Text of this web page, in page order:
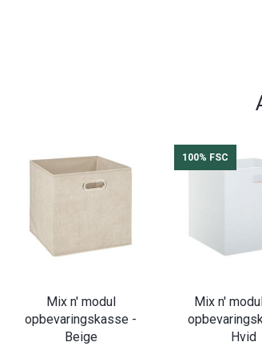
Mix n' modul
opbevaringskasse -
Beige
100% FSC
Mix n'
Hvid